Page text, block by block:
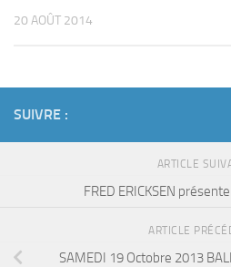
20 AOÛT 2014
SUIVRE :
ARTICLE
FRED ERICKSEN
ARTICLE
SAMEDI 19 Octobre 2013